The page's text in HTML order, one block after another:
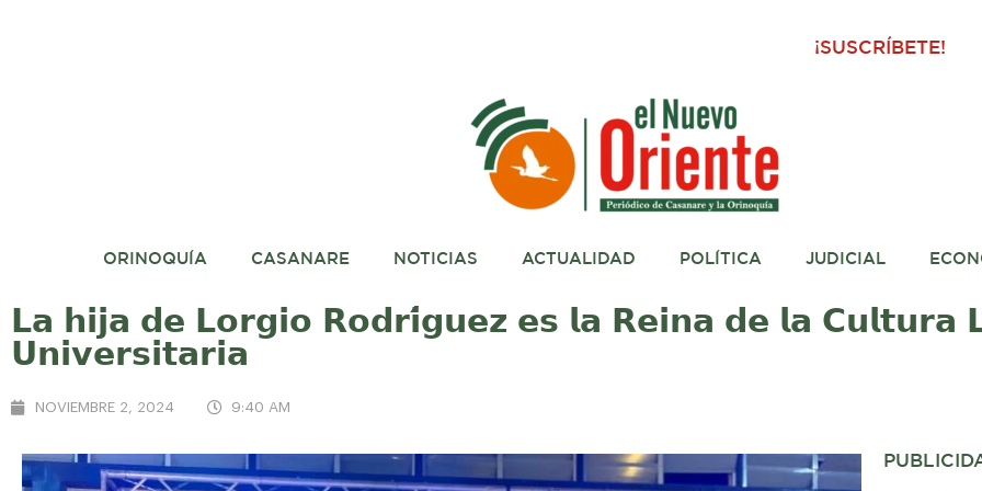
¡SUSCRÍBETE!
ORINOQUÍA CASANARE NOTICIAS ACTUALIDAD POLÍTICA JUDICIAL
𝗟𝗮 𝗵𝗶𝗷𝗮 𝗱𝗲 𝗟𝗼𝗿𝗴𝗶𝗼 𝗥𝗼𝗱𝗿𝗶́𝗴𝘂𝗲𝘇 𝗲𝘀 𝗹𝗮 𝗥𝗲𝗶𝗻𝗮 𝗱𝗲 𝗹𝗮 𝗖𝘂𝗹𝘁𝘂𝗿𝗮
𝗨𝗻𝗶𝘃𝗲𝗿𝘀𝗶𝘁𝗮𝗿𝗶𝗮
NOVIEMBRE 2, 2024 9:40 AM